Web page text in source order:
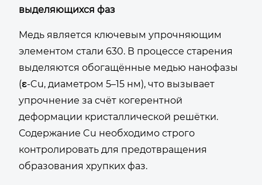
выделяющихся фаз
Медь является ключевым упрочняющим
элементом стали 630. В процессе старения
выделяются обогащённые медью нанофазы
(ε-Cu, диаметром 5–15 нм), что вызывает
упрочнение за счёт когерентной
деформации кристаллической решётки.
Содержание Cu необходимо строго
контролировать для предотвращения
образования хрупких фаз.